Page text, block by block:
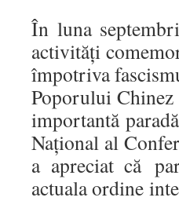
În luna
activităţi
împotriva
Poporului
importantă
Naţional al
a apreciat că
actuala ordine